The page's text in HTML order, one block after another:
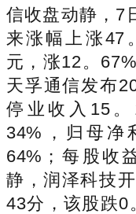
信收盘动静，7
来涨幅上涨47
元，涨12。
天孚通信发布
停业收入15。
34%，归母净
64%；每股收
静，润泽科技
43分，该股跌0